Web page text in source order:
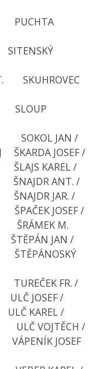
SKUHROVEC
SLOUP
SOKOL JAN /
ŠKARDA JOSEF /
KAREL /
ANT. /
JAR. /
JOSEF /
ŠRÁMEK M.
JAN /
FR. /
JOSEF /
KAREL /
ULČ VOJTĚCH /
JOSEF